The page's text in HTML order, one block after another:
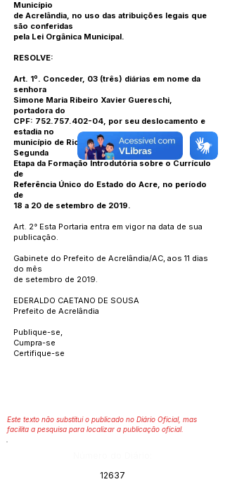
Município
de Acrelândia, no uso das atribuições legais que
são conferidas
pela Lei Orgânica Municipal.
RESOLVE:
Art. 1º. Conceder, 03 (três) diárias em nome da
senhora
Simone Maria Ribeiro Xavier Guereschi,
portadora do
CPF: 752.757.402-04, por seu deslocamento e
estadia no
município de Rio Branco para participar da
Segunda
Etapa da Formação Introdutória sobre o Currículo
de
Referência Único do Estado do Acre, no período
de
18 a 20 de setembro de 2019.
Art. 2° Esta Portaria entra em vigor na data de sua
publicação.
Gabinete do Prefeito de Acrelândia/AC, aos 11 dias
do mês
de setembro de 2019.
EDERALDO CAETANO DE SOUSA
Prefeito de Acrelândia
Publique-se,
Cumpra-se
Certifique-se
Este texto não substitui o publicado no Diário Oficial, mas
facilita a pesquisa para localizar a publicação oficial.
12637